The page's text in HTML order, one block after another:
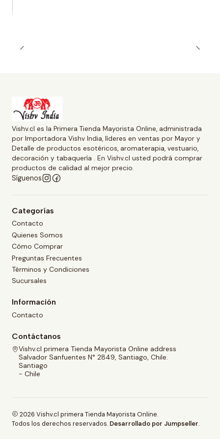
Vishv.cl es la Primera Tienda Mayorista Online, administrada
por Importadora Vishv India, líderes en ventas por Mayor y
Detalle de productos esotéricos, aromaterapia, vestuario,
decoración y tabaquería . En Vishv.cl usted podrá comprar
productos de calidad al mejor precio.
Síguenos
Categorías
Contacto
Quienes Somos
Cómo Comprar
Preguntas Frecuentes
Términos y Condiciones
Sucursales
Información
Contacto
Contáctanos
Vishv.cl primera Tienda Mayorista Online address
Salvador Sanfuentes N° 2849, Santiago, Chile.
Santiago
- Chile
2026 Vishv.cl primera Tienda Mayorista Online.
Todos los derechos reservados. Desarrollado por Jumpseller.